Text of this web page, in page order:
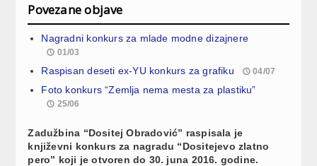
Povezane objave
Nagradni konkurs za mlade modne dizajnere
01/03
Raspisan deseti ex-YU konkurs za grafiku 04/07
Foto konkurs “Zemlja nema mesta za plastiku”
25/06
Zadužbina “Dositej Obradović” raspisala je
književni konkurs za nagradu “Dositejevo zlatno
pero” koji je otvoren do 30. juna 2016. godine.